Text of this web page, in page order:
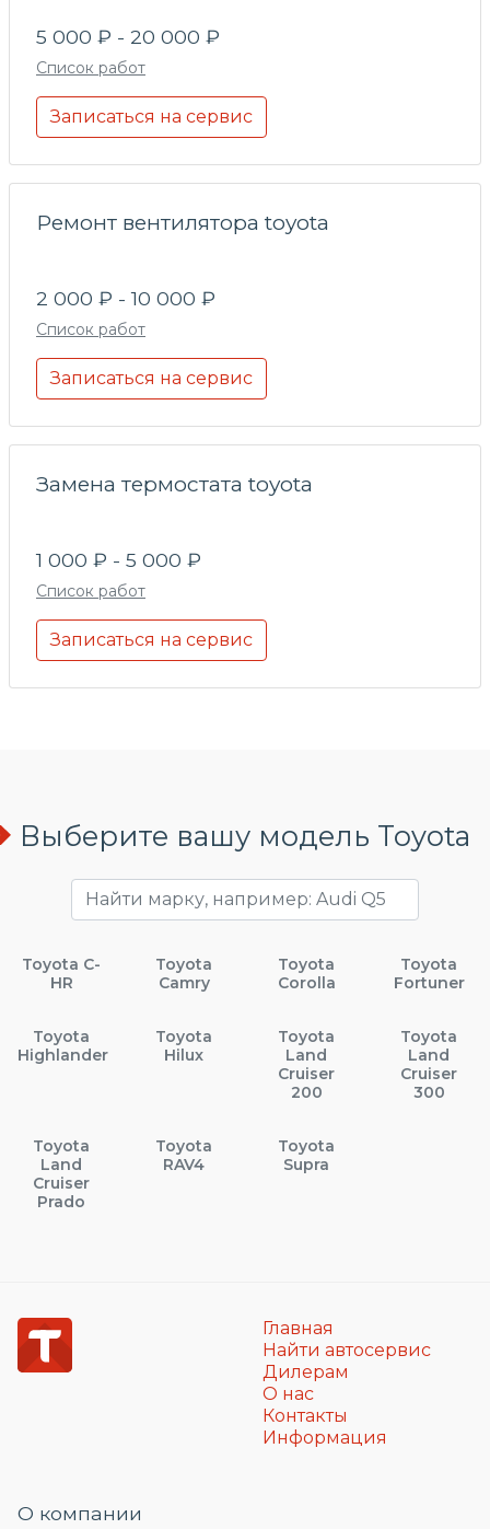
5 000 ₽ - 20 000 ₽
Список работ
Записаться на сервис
Ремонт вентилятора toyota
2 000 ₽ - 10 000 ₽
Список работ
Записаться на сервис
Замена термостата toyota
1 000 ₽ - 5 000 ₽
Список работ
Записаться на сервис
Выберите вашу модель Toyota
Toyota C-
HR
Toyota
Camry
Toyota
Corolla
Toyota
Fortuner
Toyota
Highlander
Toyota
Hilux
Toyota
Land
Cruiser
200
Toyota
Land
Cruiser
300
Toyota
Land
Cruiser
Prado
Toyota
RAV4
Toyota
Supra
Главная
Найти автосервис
Дилерам
О нас
Контакты
Информация
О компании